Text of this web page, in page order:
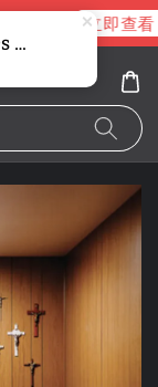
立即查看
你的名字 君の名は。RADWIMPS 原聲帶 【新海誠｜2027/4月 再版】（黑膠唱片 2LP）